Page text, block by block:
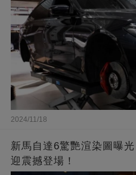
2024/11/18
新馬自達6驚艷渲染圖曝
迎震撼登場！